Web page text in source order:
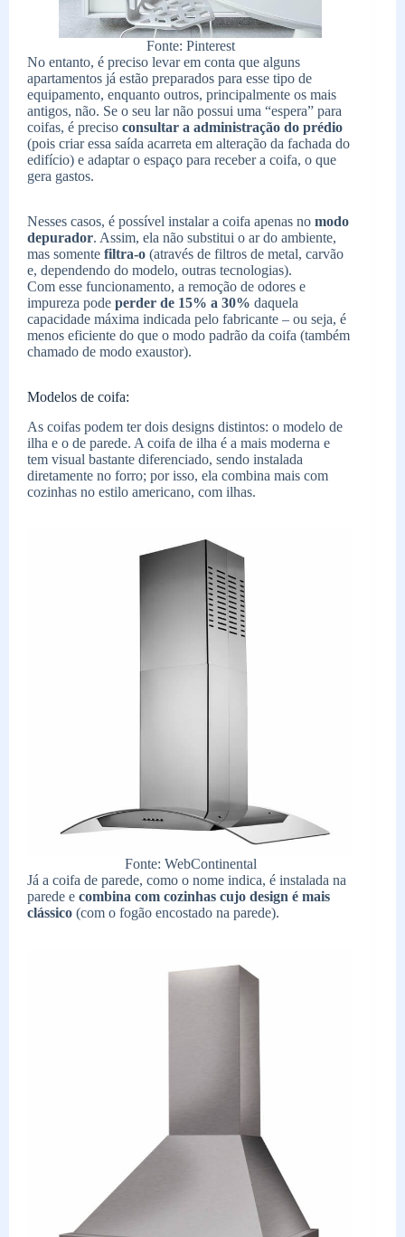
Fonte: Pinterest
No entanto, é preciso levar em conta que alguns
apartamentos já estão preparados para esse tipo de
equipamento, enquanto outros, principalmente os mais
antigos, não. Se o seu lar não possui uma “espera” para
coifas, é preciso consultar a administração do prédio
(pois criar essa saída acarreta em alteração da fachada do
edifício) e adaptar o espaço para receber a coifa, o que
gera gastos.
Nesses casos, é possível instalar a coifa apenas no modo
depurador. Assim, ela não substitui o ar do ambiente,
mas somente filtra-o (através de filtros de metal, carvão
e, dependendo do modelo, outras tecnologias).
Com esse funcionamento, a remoção de odores e
impureza pode perder de 15% a 30% daquela
capacidade máxima indicada pelo fabricante – ou seja, é
menos eficiente do que o modo padrão da coifa (também
chamado de modo exaustor).
Modelos de coifa:
As coifas podem ter dois designs distintos: o modelo de
ilha e o de parede. A coifa de ilha é a mais moderna e
tem visual bastante diferenciado, sendo instalada
diretamente no forro; por isso, ela combina mais com
cozinhas no estilo americano, com ilhas.
Fonte: WebContinental
Já a coifa de parede, como o nome indica, é instalada na
parede e combina com cozinhas cujo design é mais
clássico (com o fogão encostado na parede).